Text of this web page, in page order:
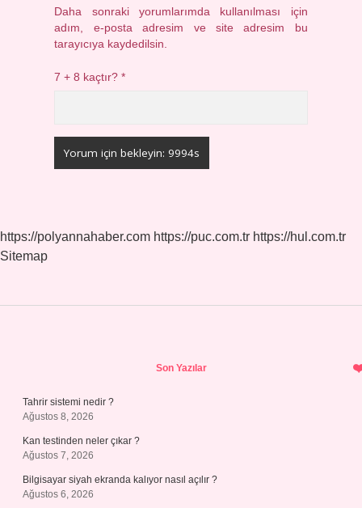
Daha sonraki yorumlarımda kullanılması için
adım, e-posta adresim ve site adresim bu
tarayıcıya kaydedilsin.
7 + 8 kaçtır?*
https://polyannahaber.com https://puc.com.tr https://hul.com.tr
Sitemap
Son Yazılar
Tahrir sistemi nedir ?
Ağustos 8, 2026
Kan testinden neler çıkar ?
Ağustos 7, 2026
Bilgisayar siyah ekranda kalıyor nasıl açılır ?
Ağustos 6, 2026